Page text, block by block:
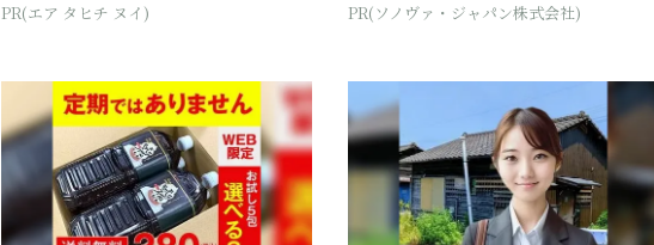
PR(エア タヒチ ヌイ) PR(ソノヴァ・ジャパン株式会社)